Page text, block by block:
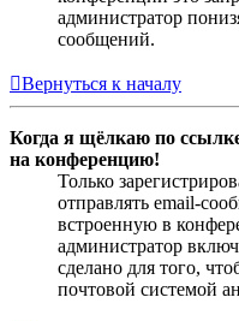
администратор
сообщений.
Вернуться к началу
Когда я щёлкаю по
на конференцию!
Только
отправлять email-
встроенную в
администратор
сделано для того,
почтовой системой